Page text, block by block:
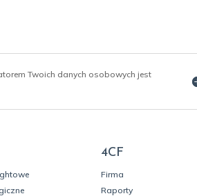
Twoich danych osobowych jest
4CF
Firma
Raporty